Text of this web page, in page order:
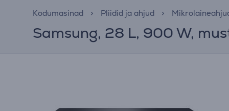
Kodumasinad Pliidid ja ahjud
Samsung, 28 L, 900 W,